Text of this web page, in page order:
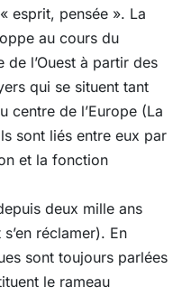
esprit, pensée ». La
au cours du
l’Ouest à partir des
qui se situent tant
centre de l’Europe (La
sont liés entre eux par
et la fonction
deux mille ans
réclamer). En
sont toujours parlées
le rameau